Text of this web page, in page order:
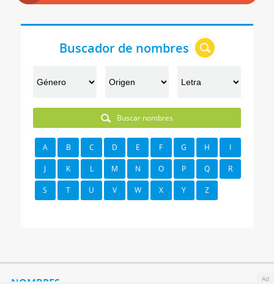
Buscador de nombres
Buscar nombres
A B C D E F G H I
J K L M N O P Q R
S T U V W X Y Z
Ad